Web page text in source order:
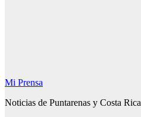
Mi Prensa
Noticias de Puntarenas y Costa Rica